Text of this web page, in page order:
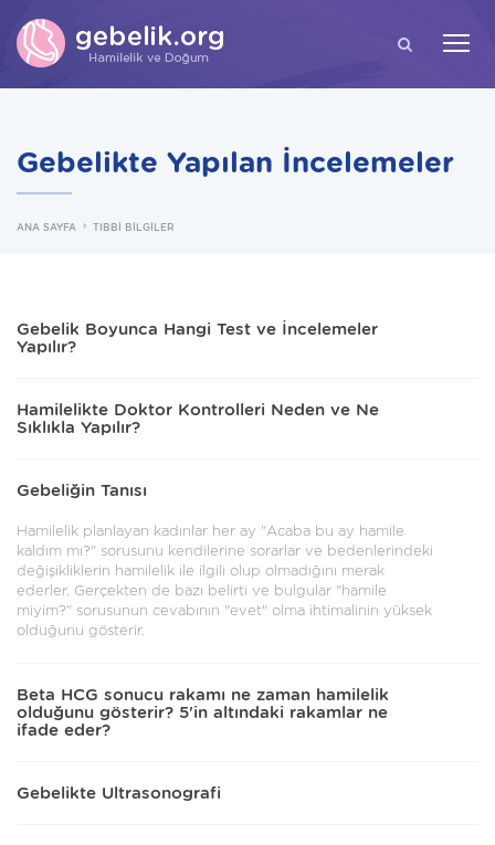
ARA
Gebelikte Yapılan İncelemeler
ANA SAYFA TIBBİ BİLGİLER
Gebelik Boyunca Hangi Test ve İncelemeler
Yapılır?
Hamilelikte Doktor Kontrolleri Neden ve Ne
Sıklıkla Yapılır?
Gebeliğin Tanısı
Hamilelik planlayan kadınlar her ay "Acaba bu ay hamile
kaldım mı?" sorusunu kendilerine sorarlar ve bedenlerindeki
değişikliklerin hamilelik ile ilgili olup olmadığını merak
ederler. Gerçekten de bazı belirti ve bulgular "hamile
miyim?" sorusunun cevabının "evet" olma ihtimalinin yüksek
olduğunu gösterir.
Beta HCG sonucu rakamı ne zaman hamilelik
olduğunu gösterir? 5'in altındaki rakamlar ne
ifade eder?
Gebelikte Ultrasonografi